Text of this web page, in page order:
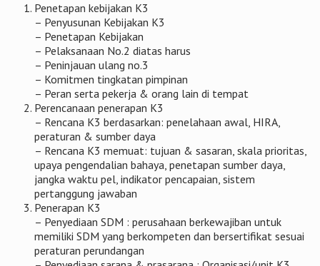
Penetapan kebijakan K3
– Penyusunan Kebijakan K3
– Penetapan Kebijakan
– Pelaksanaan No.2 diatas harus
– Peninjauan ulang no.3
– Komitmen tingkatan pimpinan
– Peran serta pekerja & orang lain di tempat
Perencanaan penerapan K3
– Rencana K3 berdasarkan: penelahaan awal, HIRA,
peraturan & sumber daya
– Rencana K3 memuat: tujuan & sasaran, skala prioritas,
upaya pengendalian bahaya, penetapan sumber daya,
jangka waktu pel, indikator pencapaian, sistem
pertanggung jawaban
Penerapan K3
– Penyediaan SDM : perusahaan berkewajiban untuk
memiliki SDM yang berkompeten dan bersertifikat sesuai
peraturan perundangan